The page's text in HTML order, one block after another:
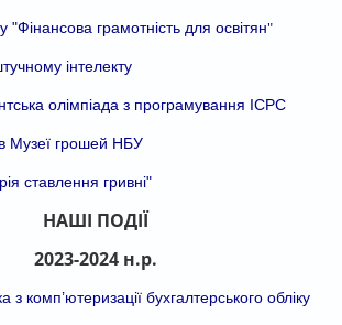
"Фінансова грамотність для освітян"
інтелекту
олімпіада з програмування ІСРС
Музеї грошей НБУ
ставлення гривні"
НАШІ ПОДІЇ
2023-2024 н.р.
з комп’ютеризації бухгалтерського обліку